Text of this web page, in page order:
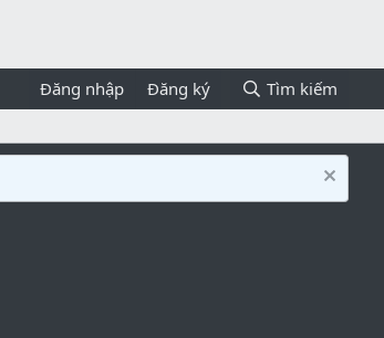
Đăng nhập Đăng ký Tìm kiếm